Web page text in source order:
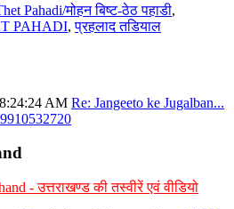
Pahadi/मोहन बिष्ट-ठेठ पहाडी,
PAHADI,प्रहलाद तडियाल
AM Re: Jangeeto ke Jugalban...
- उत्तराखण्ड की तस्वीरें एवं वीडियो